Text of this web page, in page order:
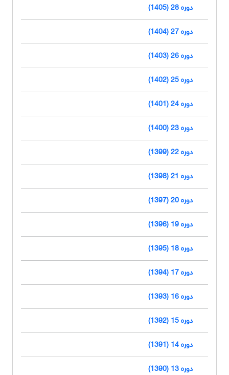
دوره 28 (1405)
دوره 27 (1404)
دوره 26 (1403)
دوره 25 (1402)
دوره 24 (1401)
دوره 23 (1400)
دوره 22 (1399)
دوره 21 (1398)
دوره 20 (1397)
دوره 19 (1396)
دوره 18 (1395)
دوره 17 (1394)
دوره 16 (1393)
دوره 15 (1392)
دوره 14 (1391)
دوره 13 (1390)